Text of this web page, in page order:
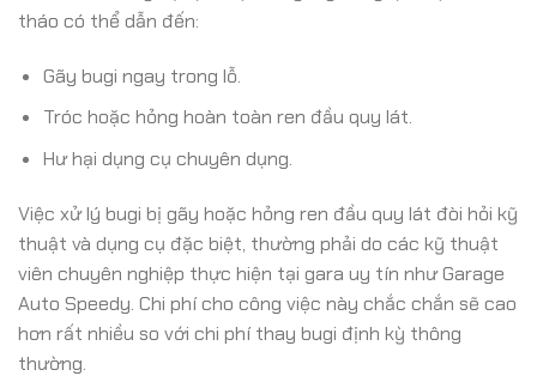
tháo có thể dẫn đến:
Gãy bugi ngay trong lỗ.
Tróc hoặc hỏng hoàn toàn ren đầu quy lát.
Hư hại dụng cụ chuyên dụng.
Việc xử lý bugi bị gãy hoặc hỏng ren đầu quy lát đòi hỏi kỹ
thuật và dụng cụ đặc biệt, thường phải do các kỹ thuật
viên chuyên nghiệp thực hiện tại gara uy tín như Garage
Auto Speedy. Chi phí cho công việc này chắc chắn sẽ cao
hơn rất nhiều so với chi phí thay bugi định kỳ thông
thường.